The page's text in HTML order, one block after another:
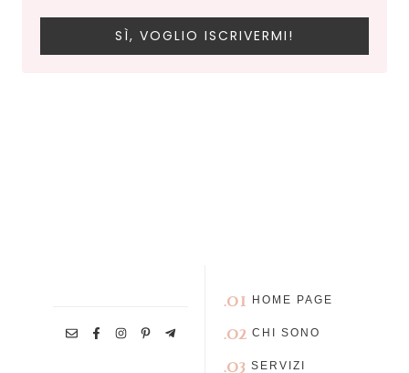
SÌ, VOGLIO ISCRIVERMI!
.01 HOME PAGE
.02 CHI SONO
.03 SERVIZI